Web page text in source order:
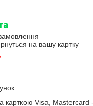
на вашу картку
карткою Visa, Mastercard